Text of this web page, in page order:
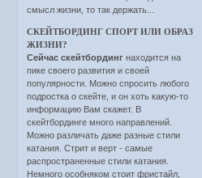
смысл жизни, то так держать...
СКЕЙТБОРДИНГ СПОРТ ИЛИ ОБРАЗ
ЖИЗНИ?
Сейчас скейтбординг находится на
пике своего развития и своей
популярности. Можно спросить любого
подростка о скейте, и он хоть какую-то
информацию Вам скажет. В
скейтбординге много направлений.
Можно различать даже разные стили
катания. Стрит и верт - самые
распространенные стили катания.
Немного особняком стоит фристайл,